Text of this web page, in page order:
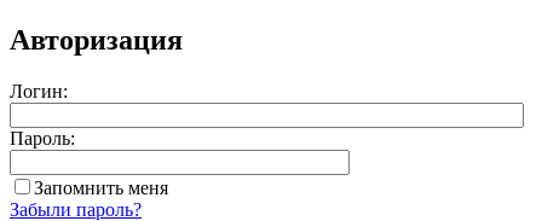
Авторизация
Логин:
Пароль:
Запомнить меня
Забыли пароль?